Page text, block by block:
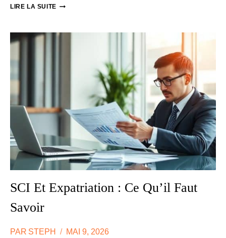
LIRE LA SUITESTATUT
RÉSIDENT
INCONVÉNIENTS
SCI Et Expatriation : Ce Qu’il Faut
Savoir
PAR STEPH MAI 9, 2026